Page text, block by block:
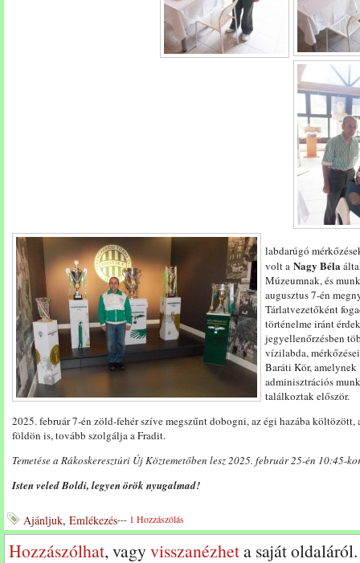
labdarúgó
volt a Nagy Béla
Múzeumnak, és
augusztus 7-én
Tárlatvezetőként
történelme iránt
jegyellenőrzésben
vízilabda,
Baráti Kör, amelynek
adminisztrációs
találkoztak először.
2025. február 7-én zöld-fehér szíve megszűnt dobogni, az égi hazába
földön is, tovább szolgálja a Fradit.
Temetése a Rákoskeresztúri Új Köztemetőben lesz 2025. február 25-én 10:45-
Isten veled Boldi, legyen örök nyugalmad!
Ajánljuk, Emlékezés--- 1 Hozzászólás
Hozzászólhat, vagyvisszanézheta saját oldaláról.